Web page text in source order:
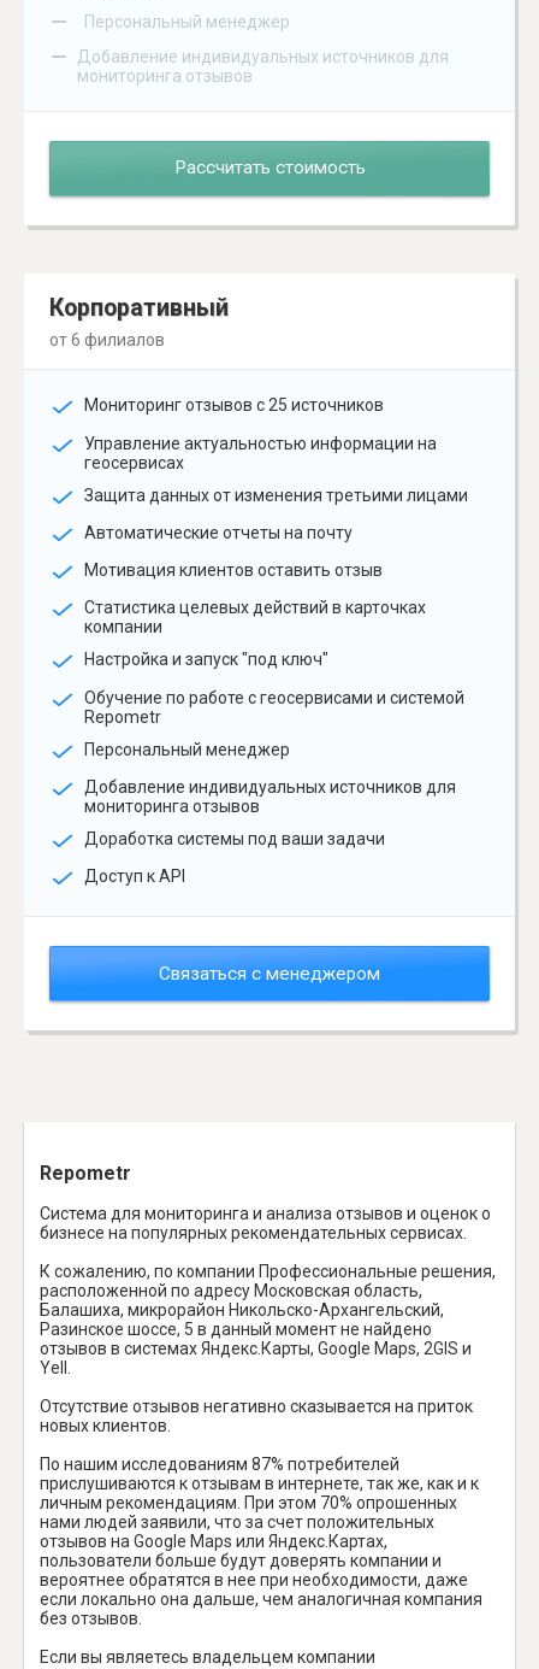
– Персональный менеджер
–
Добавление индивидуальных источников для
мониторинга отзывов
Рассчитать стоимость
Корпоративный
от 6 филиалов
Мониторинг отзывов с 25 источников
Управление актуальностью информации на
геосервисах
Защита данных от изменения третьими лицами
Автоматические отчеты на почту
Мотивация клиентов оставить отзыв
Статистика целевых действий в карточках
компании
Настройка и запуск "под ключ"
Обучение по работе с геосервисами и системой
Repometr
Персональный менеджер
Добавление индивидуальных источников для
мониторинга отзывов
Доработка системы под ваши задачи
Доступ к API
Связаться с менеджером
Repometr
Система для мониторинга и анализа отзывов и оценок о
бизнесе на популярных рекомендательных сервисах.
К сожалению, по компании Профессиональные решения,
расположенной по адресу Московская область,
Балашиха, микрорайон Никольско-Архангельский,
Разинское шоссе, 5 в данный момент не найдено
отзывов в системах Яндекс.Карты, Google Maps, 2GIS и
Yell.
Отсутствие отзывов негативно сказывается на приток
новых клиентов.
По нашим исследованиям 87% потребителей
прислушиваются к отзывам в интернете, так же, как и к
личным рекомендациям. При этом 70% опрошенных
нами людей заявили, что за счет положительных
отзывов на Google Maps или Яндекс.Картах,
пользователи больше будут доверять компании и
вероятнее обратятся в нее при необходимости, даже
если локально она дальше, чем аналогичная компания
без отзывов.
Если вы являетесь владельцем компании